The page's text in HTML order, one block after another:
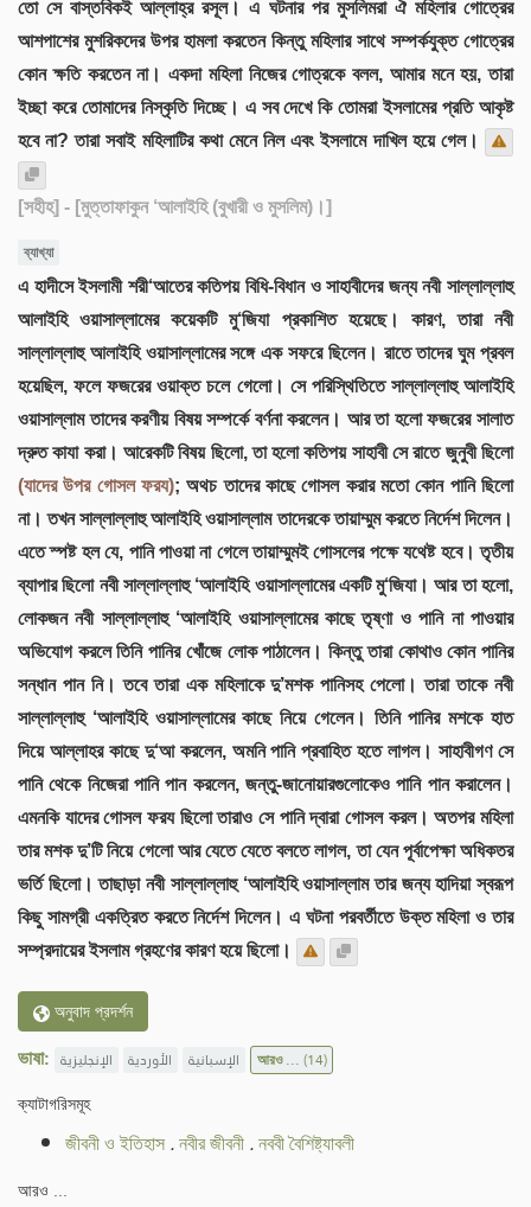
তো সে বাস্তবিকই আল্লাহ্র রসূল। এ ঘটনার পর মুসলিমরা ঐ মহিলার গোত্রের
আশপাশের মুশরিকদের উপর হামলা করতেন কিন্তু মহিলার সাথে সম্পর্কযুক্ত গোত্রের
কোন ক্ষতি করতেন না। একদা মহিলা নিজের গোত্রকে বলল, আমার মনে হয়, তারা
ইচ্ছা করে তোমাদের নিস্কৃতি দিচ্ছে। এ সব দেখে কি তোমরা ইসলামের প্রতি আকৃষ্ট
হবে না? তারা সবাই মহিলাটির কথা মেনে নিল এবং ইসলামে দাখিল হয়ে গেল।
[সহীহ] - [মুত্তাফাকুন ‘আলাইহি (বুখারী ও মুসলিম)।]
ব্যাখ্যা
এ হাদীসে ইসলামী শরী‘আতের কতিপয় বিধি-বিধান ও সাহাবীদের জন্য নবী সাল্লাল্লাহু
আলাইহি ওয়াসাল্লামের কয়েকটি মু‘জিযা প্রকাশিত হয়েছে। কারণ, তারা নবী
সাল্লাল্লাহু আলাইহি ওয়াসাল্লামের সঙ্গে এক সফরে ছিলেন। রাতে তাদের ঘুম প্রবল
হয়েছিল, ফলে ফজরের ওয়াক্ত চলে গেলো। সে পরিস্থিতিতে সাল্লাল্লাহু আলাইহি
ওয়াসাল্লাম তাদের করণীয় বিষয় সম্পর্কে বর্ণনা করলেন। আর তা হলো ফজরের সালাত
দ্রুত কাযা করা। আরেকটি বিষয় ছিলো, তা হলো কতিপয় সাহাবী সে রাতে জুনুবী ছিলো
(যাদের উপর গোসল ফরয); অথচ তাদের কাছে গোসল করার মতো কোন পানি ছিলো
না। তখন সাল্লাল্লাহু আলাইহি ওয়াসাল্লাম তাদেরকে তায়াম্মুম করতে নির্দেশ দিলেন।
এতে স্পষ্ট হল যে, পানি পাওয়া না গেলে তায়াম্মুমই গোসলের পক্ষে যথেষ্ট হবে। তৃতীয়
ব্যাপার ছিলো নবী সাল্লাল্লাহু ‘আলাইহি ওয়াসাল্লামের একটি মু‘জিযা। আর তা হলো,
লোকজন নবী সাল্লাল্লাহু ‘আলাইহি ওয়াসাল্লামের কাছে তৃষ্ণা ও পানি না পাওয়ার
অভিযোগ করলে তিনি পানির খোঁজে লোক পাঠালেন। কিন্তু তারা কোথাও কোন পানির
সন্ধান পান নি। তবে তারা এক মহিলাকে দু’মশক পানিসহ পেলো। তারা তাকে নবী
সাল্লাল্লাহু ‘আলাইহি ওয়াসাল্লামের কাছে নিয়ে গেলেন। তিনি পানির মশকে হাত
দিয়ে আল্লাহর কাছে দু‘আ করলেন, অমনি পানি প্রবাহিত হতে লাগল। সাহাবীগণ সে
পানি থেকে নিজেরা পানি পান করলেন, জন্তু-জানোয়ারগুলোকেও পানি পান করালেন।
এমনকি যাদের গোসল ফরয ছিলো তারাও সে পানি দ্বারা গোসল করল। অতপর মহিলা
তার মশক দু’টি নিয়ে গেলো আর যেতে যেতে বলতে লাগল, তা যেন পূর্বাপেক্ষা অধিকতর
ভর্তি ছিলো। তাছাড়া নবী সাল্লাল্লাহু ‘আলাইহি ওয়াসাল্লাম তার জন্য হাদিয়া স্বরূপ
কিছু সামগ্রী একত্রিত করতে নির্দেশ দিলেন। এ ঘটনা পরবর্তীতে উক্ত মহিলা ও তার
সম্প্রদায়ের ইসলাম গ্রহণের কারণ হয়ে ছিলো।
অনুবাদ প্রদর্শন
ভাষা: الإنجليزية الأوردية الإسبانية আরও ...(14)
ক্যাটাগরিসমূহ
জীবনী ও ইতিহাস.নবীর জীবনী.নববী বৈশিষ্ট্যাবলী
আরও ...